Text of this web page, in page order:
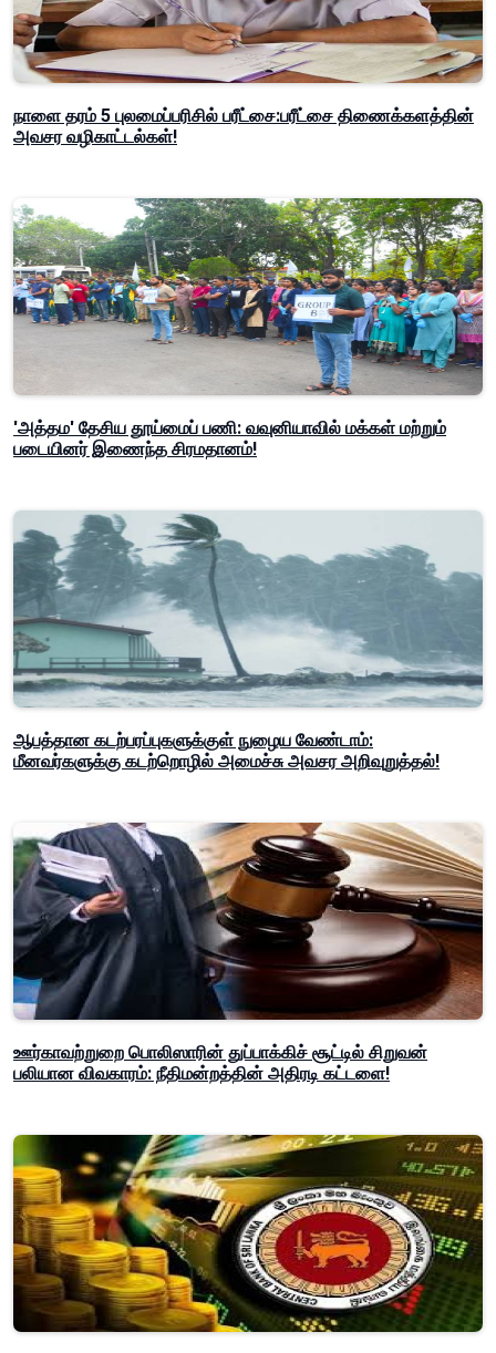
நாளை தரம் 5 புலமைப்பரிசில் பரீட்சை:பரீட்சை திணைக்களத்தின்
அவசர வழிகாட்டல்கள்!
'அத்தம' தேசிய தூய்மைப் பணி: வவுனியாவில் மக்கள் மற்றும்
படையினர் இணைந்த சிரமதானம்!
ஆபத்தான கடற்பரப்புகளுக்குள் நுழைய வேண்டாம்:
மீனவர்களுக்கு கடற்றொழில் அமைச்சு அவசர அறிவுறுத்தல்!
ஊர்காவற்றுறை பொலிஸாரின் துப்பாக்கிச் சூட்டில் சிறுவன்
பலியான விவகாரம்: நீதிமன்றத்தின் அதிரடி கட்டளை!